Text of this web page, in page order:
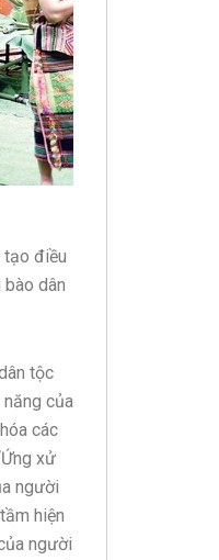
tạo điều
dân
tộc
của
các
xử
người
hiện
người